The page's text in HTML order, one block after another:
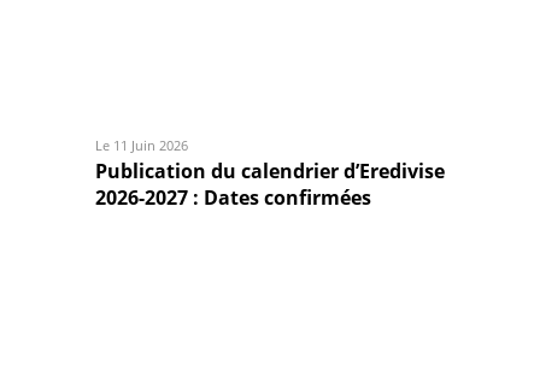
Le 11 Juin 2026
Publication du calendrier d’Eredivise
2026-2027 : Dates confirmées